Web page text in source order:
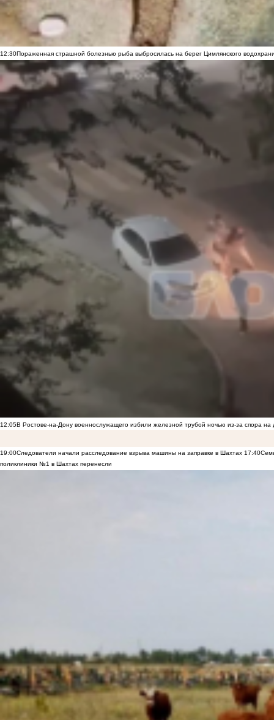
12:30Пораженная страшной болезнью рыба выбросилась на берег Цимлянского
12:05В Ростове-на-Дону военнослужащего избили железной трубой ночью из-за спора на
19:00Следователи начали расследование взрыва машины на заправке в Шахтах 17:40
поликлиники №1 в Шахтах перенесли